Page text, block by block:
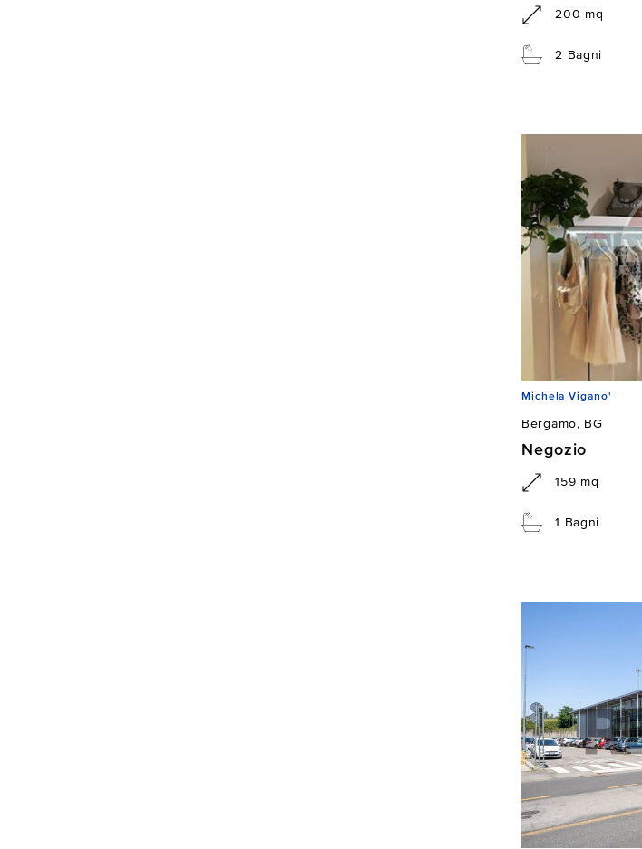
200 mq
2 Bagni
Michela Vigano'
Bergamo, BG
Negozio
159 mq
1 Bagni